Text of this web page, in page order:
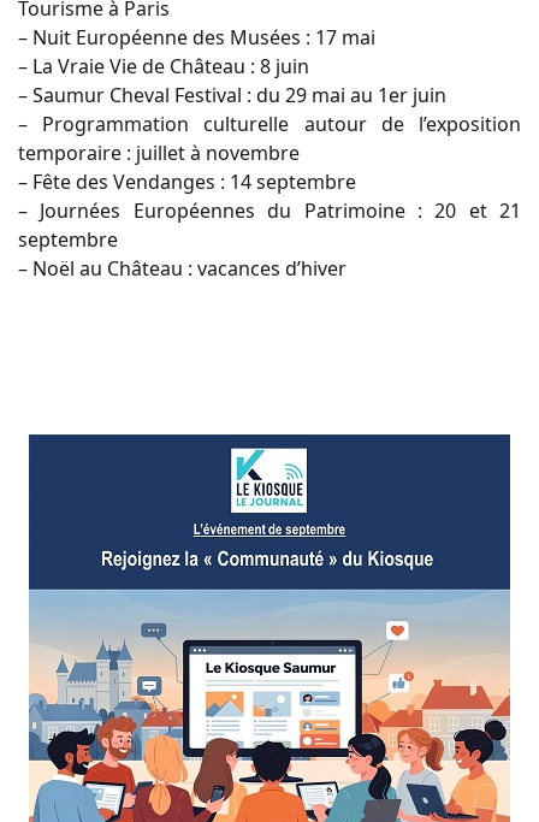
Tourisme à Paris
– Nuit Européenne des Musées : 17 mai
– La Vraie Vie de Château : 8 juin
– Saumur Cheval Festival : du 29 mai au 1er juin
– Programmation culturelle autour de l’exposition
temporaire : juillet à novembre
– Fête des Vendanges : 14 septembre
– Journées Européennes du Patrimoine : 20 et 21
septembre
– Noël au Château : vacances d’hiver